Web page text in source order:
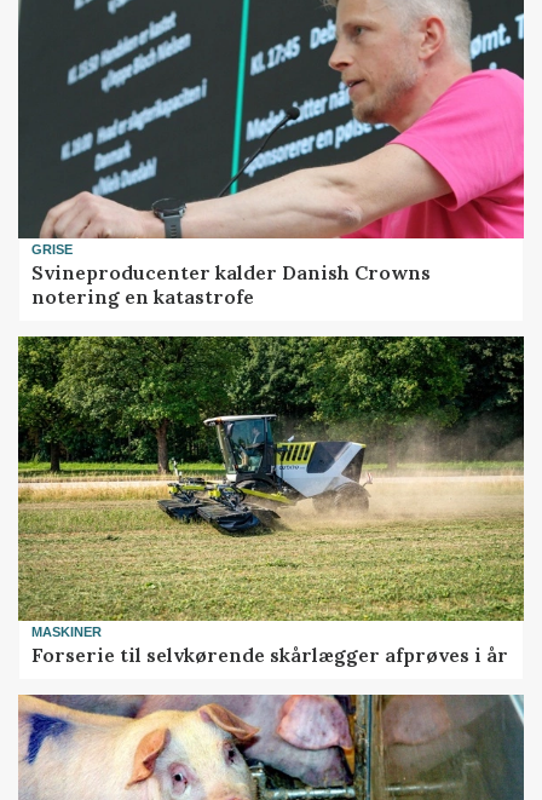
GRISE
Svineproducenter kalder Danish Crowns
notering en katastrofe
MASKINER
Forserie til selvkørende skårlægger afprøves i år